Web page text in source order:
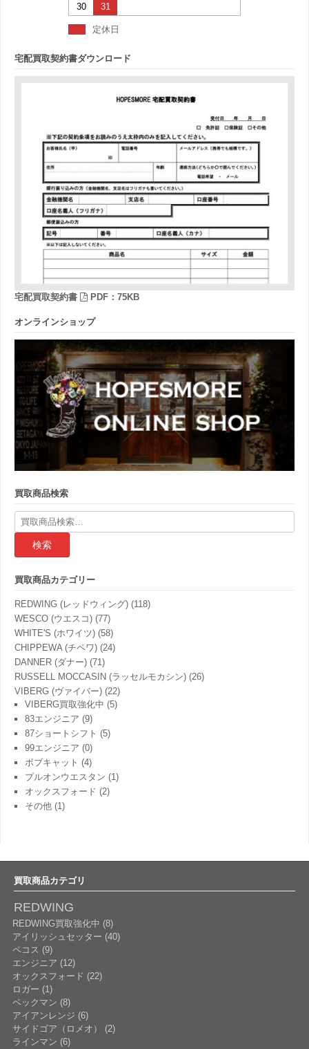
30 31
定休日
宅配買取契約書ダウンロード
宅配買取契約書 PDF：75KB
オンラインショップ
買取商品検索
検
索
果:
買取商品カテゴリー
REDWING (レッドウィング) (118)
WESCO (ウエスコ) (77)
WHITE'S (ホワイツ) (58)
CHIPPEWA (チペワ) (24)
DANNER (ダナー) (71)
RUSSELL MOCCASIN (ラッセルモカシン) (26)
VIBERG (ヴァイバー) (22)
VIBERG買取強化中 (5)
83エンジニア (9)
87ショートシフト (5)
99エンジニア (0)
ボブキャット (4)
プルオンウエスタン (1)
オックスフォード (2)
その他 (1)
買取商品カテゴリ
REDWING
REDWING買取強化中 (8)
アイリッシュセッター (40)
ペコス (9)
エンジニア (12)
オックスフォード (22)
ロガー (1)
ベックマン (8)
アイアンレンジ (6)
サイドゴア（ロメオ） (2)
ラインマン (6)